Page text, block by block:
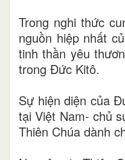
Trong nghi thức
nguồn hiệp nhất
tinh thần yêu
trong Đức Kitô.
Sự hiện diện của
tại Việt Nam- chủ
Thiên Chúa dành